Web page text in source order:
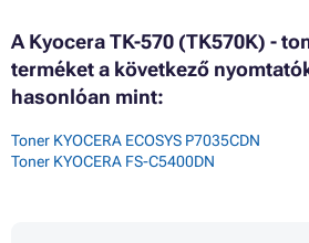
A Kyocera TK-570 (TK570K) -
terméket a következő
hasonlóan mint:
Toner KYOCERA ECOSYS P7035CDN
Toner KYOCERA FS-C5400DN